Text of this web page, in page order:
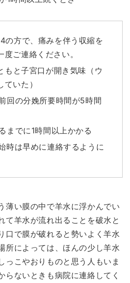
の方で、痛みを伴う収縮を
ご連絡ください。
もと子宮口が開き気味（ウ
いた）
回の分娩所要時間が5時間
までに1時間以上かかる
時は早めに連絡するように
薄い膜の中で羊水に浮かんでい
て羊水が流れ出ることを破水と
口で膜が破れると勢いよく羊水
所によっては、ほんの少し羊水
っこやおりものと思う人もいま
らないときも病院に連絡してく